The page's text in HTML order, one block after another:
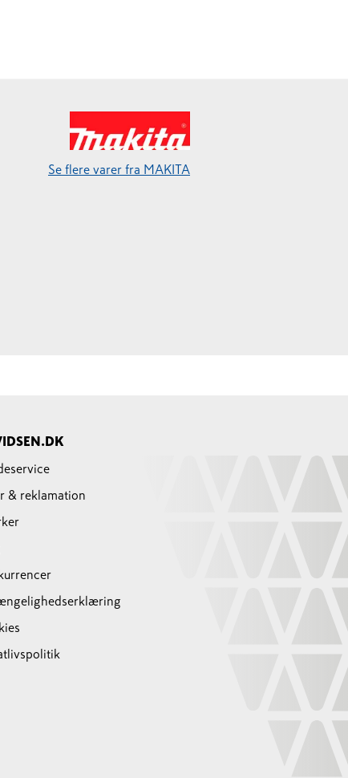
Se flere varer fra MAKITA
& reklamation